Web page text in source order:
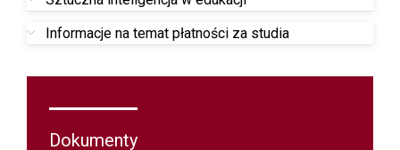
Informacje na temat płatności za studia
Dokumenty